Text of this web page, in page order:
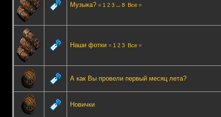
Музыка? « 1 2 3 ... 8 Все»
Наши фотки « 1 2 3 Все»
А как Вы провели первый месяц лета?
Новички